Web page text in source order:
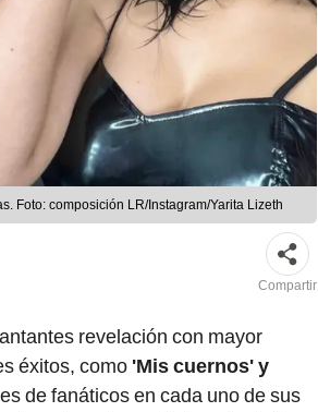
Foto: composición LR/Instagram/Yarita Lizeth
Compartir
revelación con mayor
éxitos, como 'Mis cuernos' y
de fanáticos en cada uno de sus